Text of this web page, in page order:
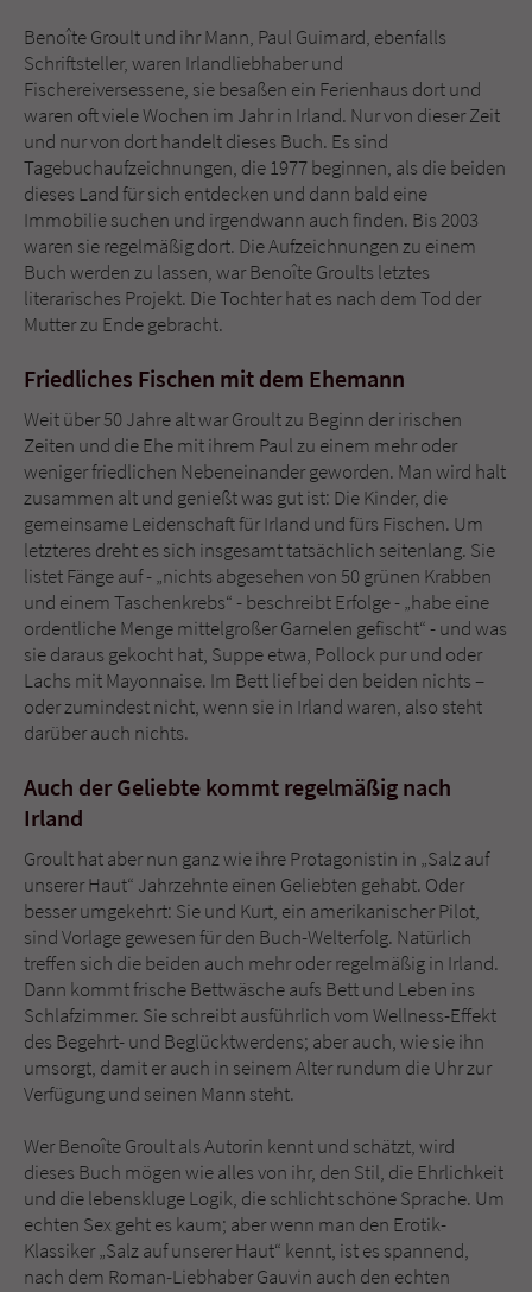
Benoîte Groult und ihr Mann, Paul Guimard, ebenfalls
Schriftsteller, waren Irlandliebhaber und
Fischereiversessene, sie besaßen ein Ferienhaus dort und
waren oft viele Wochen im Jahr in Irland. Nur von dieser Zeit
und nur von dort handelt dieses Buch. Es sind
Tagebuchaufzeichnungen, die 1977 beginnen, als die beiden
dieses Land für sich entdecken und dann bald eine
Immobilie suchen und irgendwann auch finden. Bis 2003
waren sie regelmäßig dort. Die Aufzeichnungen zu einem
Buch werden zu lassen, war Benoîte Groults letztes
literarisches Projekt. Die Tochter hat es nach dem Tod der
Mutter zu Ende gebracht.
Friedliches Fischen mit dem Ehemann
Weit über 50 Jahre alt war Groult zu Beginn der irischen
Zeiten und die Ehe mit ihrem Paul zu einem mehr oder
weniger friedlichen Nebeneinander geworden. Man wird halt
zusammen alt und genießt was gut ist: Die Kinder, die
gemeinsame Leidenschaft für Irland und fürs Fischen. Um
letzteres dreht es sich insgesamt tatsächlich seitenlang. Sie
listet Fänge auf - „nichts abgesehen von 50 grünen Krabben
und einem Taschenkrebs“ - beschreibt Erfolge - „habe eine
ordentliche Menge mittelgroßer Garnelen gefischt“ - und was
sie daraus gekocht hat, Suppe etwa, Pollock pur und oder
Lachs mit Mayonnaise. Im Bett lief bei den beiden nichts –
oder zumindest nicht, wenn sie in Irland waren, also steht
darüber auch nichts.
Auch der Geliebte kommt regelmäßig nach
Irland
Groult hat aber nun ganz wie ihre Protagonistin in „Salz auf
unserer Haut“ Jahrzehnte einen Geliebten gehabt. Oder
besser umgekehrt: Sie und Kurt, ein amerikanischer Pilot,
sind Vorlage gewesen für den Buch-Welterfolg. Natürlich
treffen sich die beiden auch mehr oder regelmäßig in Irland.
Dann kommt frische Bettwäsche aufs Bett und Leben ins
Schlafzimmer. Sie schreibt ausführlich vom Wellness-Effekt
des Begehrt- und Beglücktwerdens; aber auch, wie sie ihn
umsorgt, damit er auch in seinem Alter rundum die Uhr zur
Verfügung und seinen Mann steht.
Wer Benoîte Groult als Autorin kennt und schätzt, wird
dieses Buch mögen wie alles von ihr, den Stil, die Ehrlichkeit
und die lebenskluge Logik, die schlicht schöne Sprache. Um
echten Sex geht es kaum; aber wenn man den Erotik-
Klassiker „Salz auf unserer Haut“ kennt, ist es spannend,
nach dem Roman-Liebhaber Gauvin auch den echten